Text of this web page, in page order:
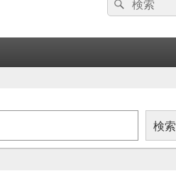
索: 索
検索